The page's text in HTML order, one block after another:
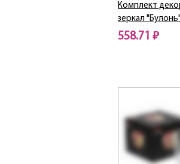
Комплект
зеркал "Булонь"
558.71 ₽